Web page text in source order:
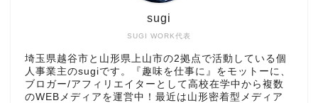
SUGI WORK代表
sugi
埼玉県越谷市と山形県上山市の2拠点で活動している個
人事業主のsugiです。『趣味を仕事に』をモットーに、
ブロガー/アフィリエイターとして高校在学中から複数
のWEBメディアを運営中！最近は山形密着型メディア